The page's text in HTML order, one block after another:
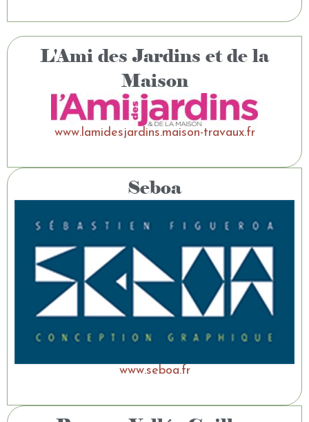
L'Ami des Jardins et de la
Maison
www.lamidesjardins.maison-travaux.fr
Seboa
www.seboa.fr